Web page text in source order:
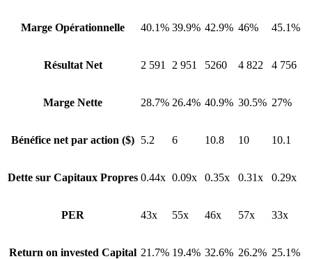
Marge Opérationnelle 40.1% 39.9% 42.9% 46% 45.1%
Résultat Net 2 591 2 951 5260 4 822 4 756
Marge Nette 28.7% 26.4% 40.9% 30.5% 27%
Bénéfice net par action ($) 5.2 6 10.8 10 10.1
Dette sur Capitaux Propres 0.44x 0.09x 0.35x 0.31x 0.29x
PER 43x 55x 46x 57x 33x
Return on invested Capital 21.7% 19.4% 32.6% 26.2% 25.1%